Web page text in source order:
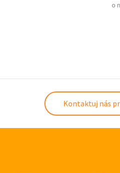
o
Kontaktuj nás